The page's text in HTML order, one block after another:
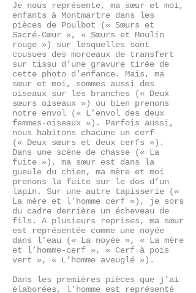
Je nous représente, ma sœur et moi,
enfants à Montmartre dans les
pièces de Poulbot (« Sœurs et
Sacré-Cœur », « Sœurs et Moulin
rouge ») sur lesquelles sont
cousues des morceaux de transfert
sur tissu d’une gravure tirée de
cette photo d’enfance. Mais, ma
sœur et moi, sommes aussi des
oiseaux sur les branches (« Deux
sœurs oiseaux ») ou bien prenons
notre envol (« L’envol des deux
femmes-oiseaux »). Parfois aussi,
nous habitons chacune un cerf
(« Deux sœurs et deux cerfs »).
Dans une scène de chasse (« La
fuite »), ma sœur est dans la
gueule du chien, ma mère et moi
prenons la fuite sur le dos d’un
lapin. Sur une autre tapisserie («
La mère et l’homme cerf »), je sors
du cadre derrière un écheveau de
fils. A plusieurs reprises, ma sœur
est représentée comme une noyée
dans l’eau (« La noyée », « La mère
et l’homme-cerf », « Cerf à pois
vert », « L’homme aveuglé »).
Dans les premières pièces que j’ai
élaborées, l’homme est représenté